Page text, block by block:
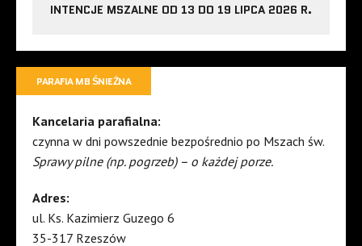
INTENCJE MSZALNE OD 13 DO 19 LIPCA 2026 R.
PARAFIA MB ŚNIEŻNA
Kancelaria parafialna:
czynna w dni powszednie bezpośrednio po Mszach św.
Sprawy pilne (np. pogrzeb) – o każdej porze.
Adres:
ul. Ks. Kazimierz Guzego 6
35-317 Rzeszów